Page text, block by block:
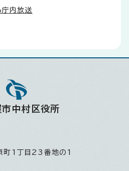
庁内放送
中村区役所
町1丁目23番地の1